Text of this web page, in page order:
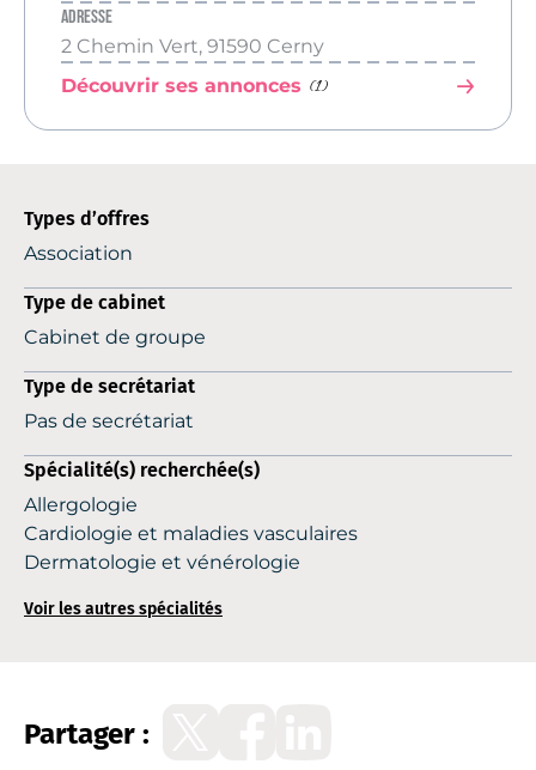
Adresse
2 Chemin Vert, 91590 Cerny
Découvrir ses annonces (1)
Types d’offres
Association
Type de cabinet
Cabinet de groupe
Type de secrétariat
Pas de secrétariat
Spécialité(s) recherchée(s)
Allergologie
Cardiologie et maladies vasculaires
Dermatologie et vénérologie
Voir les autres spécialités
Partager :